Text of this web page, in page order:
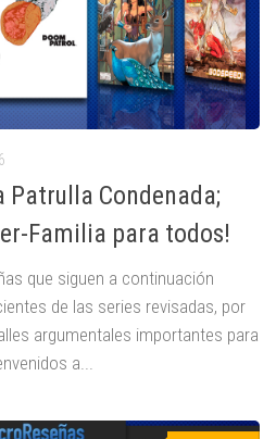
Patrulla Condenada;
Familia para todos!
que siguen a continuación
de las series revisadas, por
argumentales importantes para
a...